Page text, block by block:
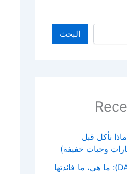
البحث
نأكل قبل
وجبات خفيفة)
حمية داش (DASH): ما هي، ما فائدتها